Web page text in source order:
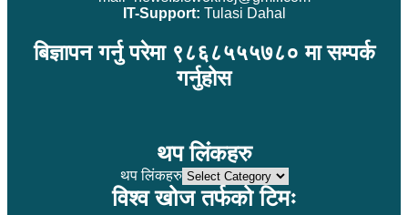
IT-Support: Tulasi Dahal
बिज्ञापन गर्नु परेमा ९८६८५५५७८० मा सम्पर्क
गर्नुहोस
थप लिंकहरु
थप लिंकहरु
विश्व खोज तर्फको टिमः